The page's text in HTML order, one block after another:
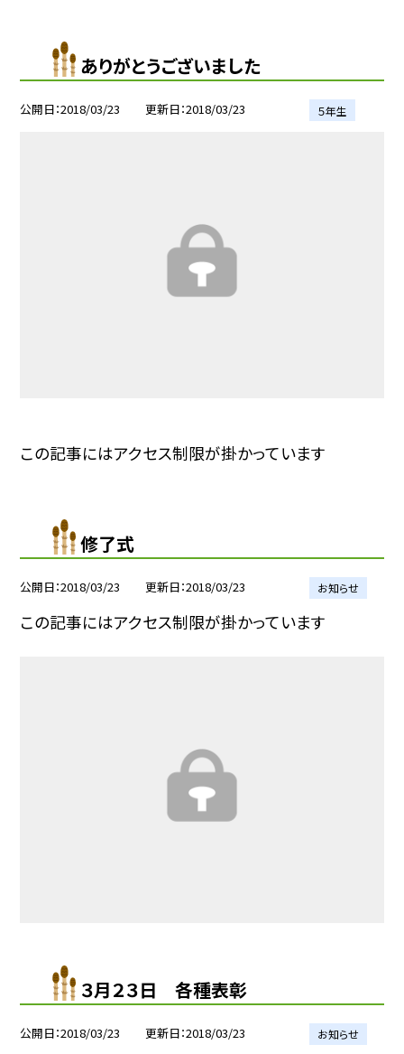
ありがとうございました
公開日 2018/03/23 更新日 2018/03/23 ５年生
この記事にはアクセス制限が掛かっています
修了式
公開日 2018/03/23 更新日 2018/03/23 お知らせ
この記事にはアクセス制限が掛かっています
３月２３日 各種表彰
公開日 2018/03/23 更新日 2018/03/23 お知らせ